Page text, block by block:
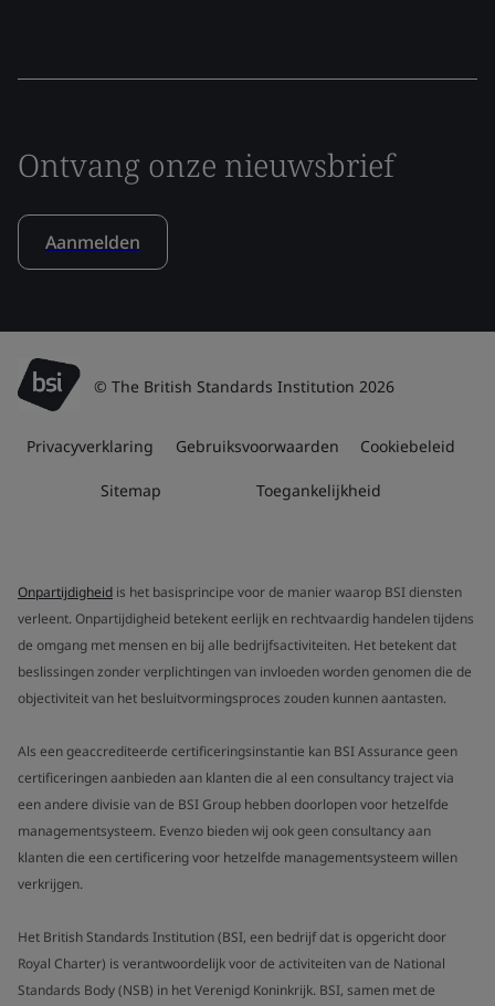
Ontvang onze nieuwsbrief
Aanmelden
© The British Standards Institution 2026
Privacyverklaring Gebruiksvoorwaarden Cookiebeleid
Sitemap Toegankelijkheid
Onpartijdigheid is het basisprincipe voor de manier waarop BSI diensten
verleent. Onpartijdigheid betekent eerlijk en rechtvaardig handelen tijdens
de omgang met mensen en bij alle bedrijfsactiviteiten. Het betekent dat
beslissingen zonder verplichtingen van invloeden worden genomen die de
objectiviteit van het besluitvormingsproces zouden kunnen aantasten.
Als een geaccrediteerde certificeringsinstantie kan BSI Assurance geen
certificeringen aanbieden aan klanten die al een consultancy traject via
een andere divisie van de BSI Group hebben doorlopen voor hetzelfde
managementsysteem. Evenzo bieden wij ook geen consultancy aan
klanten die een certificering voor hetzelfde managementsysteem willen
verkrijgen.
Het British Standards Institution (BSI, een bedrijf dat is opgericht door
Royal Charter) is verantwoordelijk voor de activiteiten van de National
Standards Body (NSB) in het Verenigd Koninkrijk. BSI, samen met de